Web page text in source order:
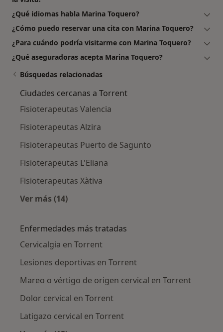
¿Qué idiomas habla Marina Toquero?
¿Cómo puedo reservar una cita con Marina Toquero?
¿Para cuándo podría visitarme con Marina Toquero?
¿Qué aseguradoras acepta Marina Toquero?
Búsquedas relacionadas
Ciudades cercanas a Torrent
Fisioterapeutas Valencia
Fisioterapeutas Alzira
Fisioterapeutas Puerto de Sagunto
Fisioterapeutas L'Eliana
Fisioterapeutas Xàtiva
Ver más (14)
Enfermedades más tratadas
Cervicalgia en Torrent
Lesiones deportivas en Torrent
Mareo o vértigo de origen cervical en Torrent
Dolor cervical en Torrent
Latigazo cervical en Torrent